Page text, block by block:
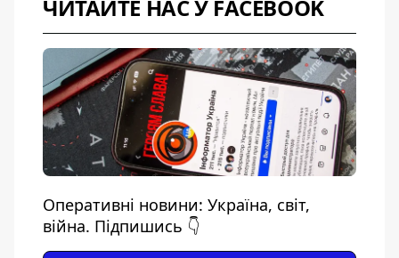
ЧИТАЙТЕ НАС У FACEBOOK
Оперативні новини: Україна, світ,
війна. Підпишись 👇